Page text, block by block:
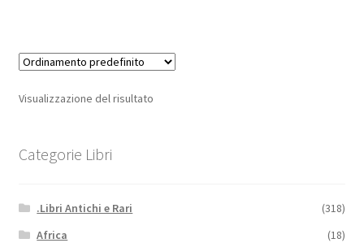
Visualizzazione del risultato
Categorie Libri
.Libri Antichi e Rari
(318)
Africa
(18)